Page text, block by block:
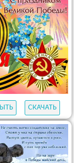
СКАЧАТЬ